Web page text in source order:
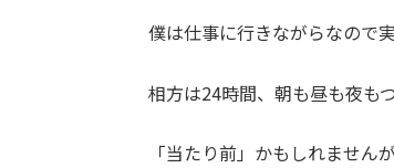
僕は仕事に行きながらなので
相方は24時間、朝も昼も夜も
「当たり前」かもしれませんが